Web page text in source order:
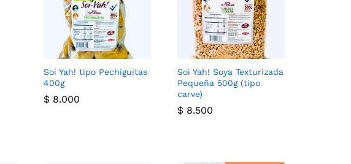
Soi Yah! tipo Pechiguitas
400g
$ 8.000
$ 8.000
Soi Yah! Soya Texturizada
Pequeña 500g (tipo
carve)
$ 8.500
$ 8.500